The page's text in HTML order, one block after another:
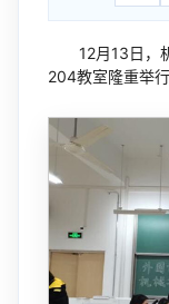
12月13日，
204教室隆重举行